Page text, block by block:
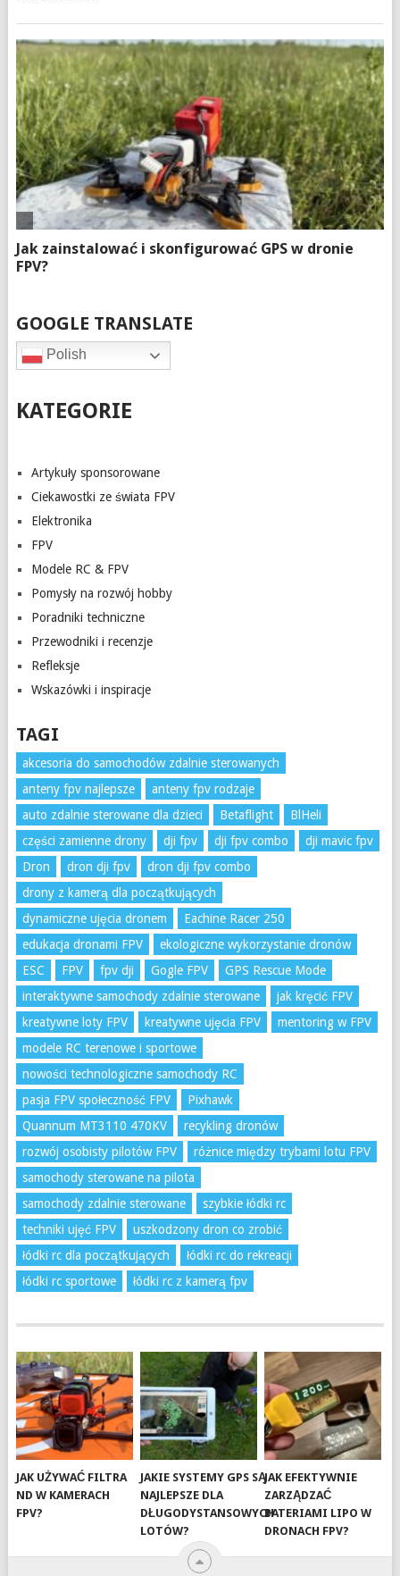
GOOGLE TRANSLATE
Polish
KATEGORIE
Artykuły sponsorowane
Ciekawostki ze świata FPV
Elektronika
FPV
Modele RC & FPV
Pomysły na rozwój hobby
Poradniki techniczne
Przewodniki i recenzje
Refleksje
Wskazówki i inspiracje
TAGI
akcesoria do samochodów zdalnie sterowanych
anteny fpv najlepsze
anteny fpv rodzaje
auto zdalnie sterowane dla dzieci
Betaflight
BlHeli
części zamienne drony
dji fpv dji fpv combo
dji mavic fpv
Dron
dron dji fpv
dron dji fpv combo
drony z kamerą dla początkujących
dynamiczne ujęcia dronem
Eachine Racer 250
edukacja dronami FPV
ekologiczne wykorzystanie dronów
ESC
FPV fpv dji Gogle FPV
GPS Rescue Mode
interaktywne samochody zdalnie sterowane
jak kręcić FPV
kreatywne loty FPV
kreatywne ujęcia FPV
mentoring w FPV
modele RC terenowe i sportowe
nowości technologiczne samochody RC
pasja FPV społeczność FPV
Pixhawk
Quannum MT3110 470KV
recykling dronów
rozwój osobisty pilotów FPV
różnice między trybami lotu FPV
samochody sterowane na pilota
samochody zdalnie sterowane
szybkie łódki rc
techniki ujęć FPV
uszkodzony dron co zrobić
łódki rc dla początkujących
łódki rc do rekreacji
łódki rc sportowe
łódki rc z kamerą fpv
JAK UŻYWAĆ FILTRA
ND W KAMERACH
FPV?
JAKIE SYSTEMY GPS SĄ
NAJLEPSZE DLA
DŁUGODYSTANSOWYCH
LOTÓW?
JAK EFEKTYWNIE
ZARZĄDZAĆ
BATERIAMI LIPO W
DRONACH FPV?